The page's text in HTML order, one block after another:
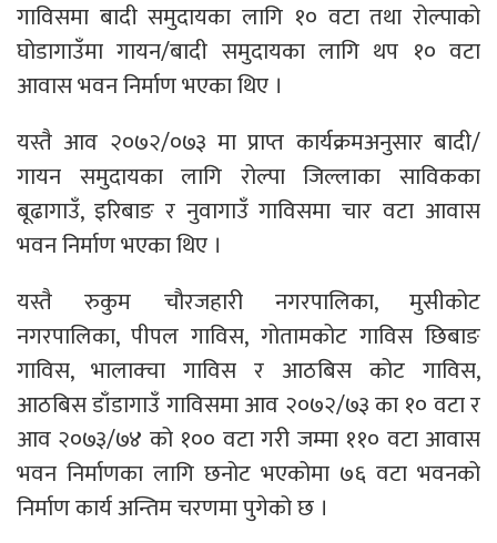
गाविसमा बादी समुदायका लागि १० वटा तथा रोल्पाको
घोडागाउँमा गायन/बादी समुदायका लागि थप १० वटा
आवास भवन निर्माण भएका थिए ।
यस्तै आव २०७२/०७३ मा प्राप्त कार्यक्रमअनुसार बादी/
गायन समुदायका लागि रोल्पा जिल्लाका साविकका
बूढागाउँ, इरिबाङ र नुवागाउँ गाविसमा चार वटा आवास
भवन निर्माण भएका थिए ।
यस्तै रुकुम चौरजहारी नगरपालिका, मुसीकोट
नगरपालिका, पीपल गाविस, गोतामकोट गाविस छिबाङ
गाविस, भालाक्चा गाविस र आठबिस कोट गाविस,
आठबिस डाँडागाउँ गाविसमा आव २०७२/७३ का १० वटा र
आव २०७३/७४ को १०० वटा गरी जम्मा ११० वटा आवास
भवन निर्माणका लागि छनोट भएकोमा ७६ वटा भवनको
निर्माण कार्य अन्तिम चरणमा पुगेको छ ।